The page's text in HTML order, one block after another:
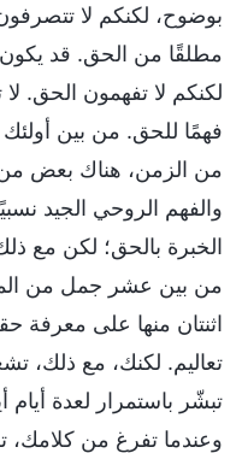
بوضوح، لكنكم لا
مطلقًا من الحق. قد يكون
لكنكم لا تفهمون الحق. لا
فهمًا للحق. من بين أولئك
من الزمن، هناك بعض
والفهم الروحي الجيد
الخبرة بالحق؛ لكن مع
من بين عشر جمل من
اثنتان منها على معرفة
تعاليم. لكنك، مع ذلك،
تبشّر باستمرار لعدة أيام
وعندما تفرغ من كلامك،